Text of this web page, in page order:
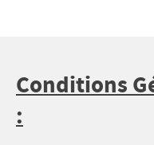
Conditions
: